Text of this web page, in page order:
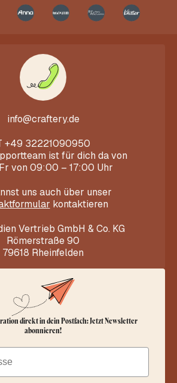
info@craftery.de
+49 32221090950
ist für dich da von
von 09:00 – 17:00 Uhr
uns auch über unser
kontaktieren
Vertrieb GmbH & Co. KG
Römerstraße 90
79618 Rheinfelden
direkt in dein Postfach: Jetzt Newsletter
abonnieren!